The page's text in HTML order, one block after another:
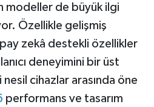
modeller de büyük ilgi
Özellikle gelişmiş
zekâ destekli özellikler
deneyimini bir üst
cihazlar arasında öne
performans ve tasarım